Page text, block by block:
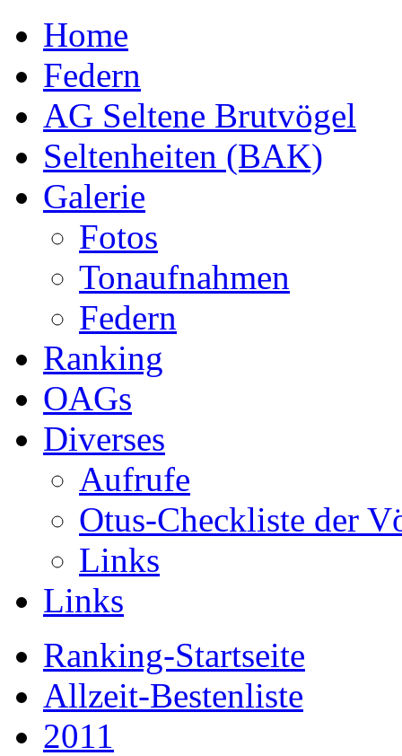
Home
Federn
AG Seltene Brutvögel
Seltenheiten (BAK)
Galerie
Fotos
Tonaufnahmen
Federn
Ranking
OAGs
Diverses
Aufrufe
Otus-Checkliste der
Links
Links
Ranking-Startseite
Allzeit-Bestenliste
2011